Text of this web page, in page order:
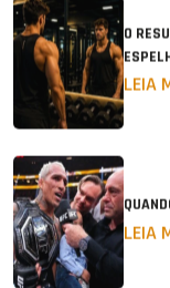
O
LEIA
LEIA